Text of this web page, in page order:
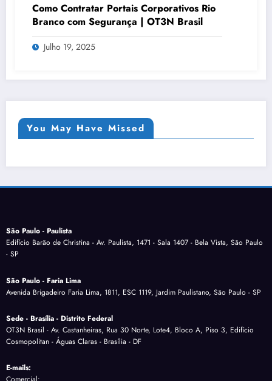
Como Contratar Portais Corporativos Rio
Branco com Segurança | OT3N Brasil
Julho 19, 2025
You May Have Missed
São Paulo - Paulista
Edifício Barão de Christina - Av. Paulista, 1471 - Sala 1407 - Bela Vista, São Paulo
- SP
São Paulo - Faria Lima
Avenida Brigadeiro Faria Lima, 1811, ESC 1119, Jardim Paulistano, São Paulo - SP
Sede - Brasília - Distrito Federal
OT3N Brasil - Av. Castanheiras, Rua 30 Norte, Lote4, Bloco A, Piso 3, Edifício
Cosmopolitan - Águas Claras - Brasília - DF
E-mails: